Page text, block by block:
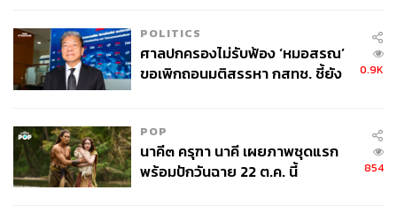
https://www.theguardian.com/environment/2017/nov/
07/uk-government-sued-for-third-time-over-deadly-air
-pollution
https://www.reuters.com/business/environment/indon
awsuit-2021-09-16/
POLITICS
ศาลปกครองไม่รับฟ้อง ‘หมอสรณ’
ขอเพิกถอนมติสรรหา กสทช. ชี้ยัง
0.9K
POP
นาคี๓ ครุฑา นาคี เผยภาพชุดแรก
พร้อมปักวันฉาย 22 ต.ค. นี้
854